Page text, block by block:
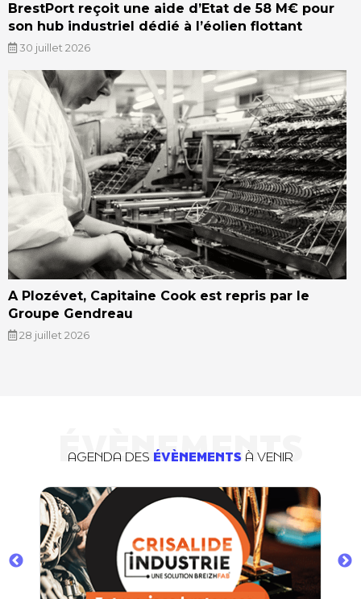
BrestPort reçoit une aide d’Etat de 58 M€ pour
son hub industriel dédié à l’éolien flottant
30 juillet 2026
A Plozévet, Capitaine Cook est repris par le
Groupe Gendreau
28 juillet 2026
ÉVÈNEMENTS
AGENDA DES ÉVÈNEMENTS À VENIR